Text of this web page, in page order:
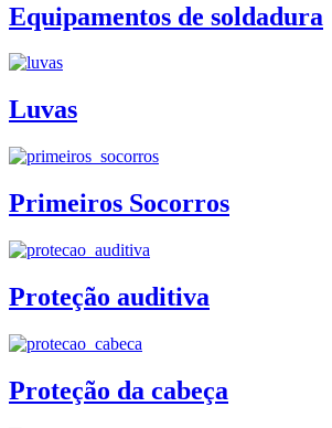
Equipamentos de soldadura
Luvas
Primeiros Socorros
Proteção auditiva
Proteção da cabeça